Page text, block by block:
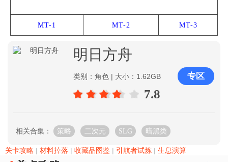
MT-1 MT-2 MT-3
明日方舟
类别：角色 | 大小：1.62GB
7.8
专区
相关合集： 策略 二次元 SLG 暗黑类
关卡攻略 | 材料掉落 | 收藏品图鉴 | 引航者试炼 | 生息演算